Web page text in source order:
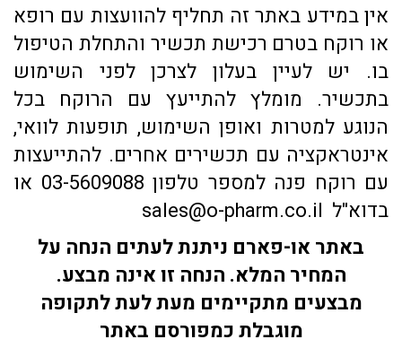
אין במידע באתר זה תחליף להוועצות עם רופא
או רוקח בטרם רכישת תכשיר והתחלת הטיפול
בו. יש לעיין בעלון לצרכן לפני השימוש
בתכשיר. מומלץ להתייעץ עם הרוקח בכל
הנוגע למטרות ואופן השימוש, תופעות לוואי,
אינטראקציה עם תכשירים אחרים. להתייעצות
עם רוקח פנה למספר טלפון 03-5609088 או
בדוא"ל sales@o-pharm.co.il
באתר או-פארם ניתנת לעתים הנחה על
המחיר המלא. הנחה זו אינה מבצע.
מבצעים מתקיימים מעת לעת לתקופה
מוגבלת כמפורסם באתר